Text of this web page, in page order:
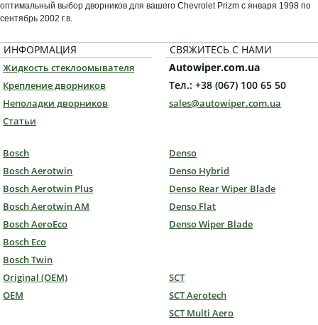
оптимальный выбор дворников для вашего Chevrolet Prizm с января 1998 по
сентябрь 2002 г.в.
ИНФОРМАЦИЯ
Жидкость стеклоомывателя
Крепление дворников
Неполадки дворников
Статьи
СВЯЖИТЕСЬ С НАМИ
Autowiper.com.ua
Тел.: +38 (067) 100 65 50
sales@autowiper.com.ua
Bosch
Bosch Aerotwin
Bosch Aerotwin Plus
Bosch Aerotwin AM
Bosch AeroEco
Bosch Eco
Bosch Twin
Denso
Denso Hybrid
Denso Rear Wiper Blade
Denso Flat
Denso Wiper Blade
Original (OEM)
OEM
SCT
SCT Aerotech
SCT Multi Aero